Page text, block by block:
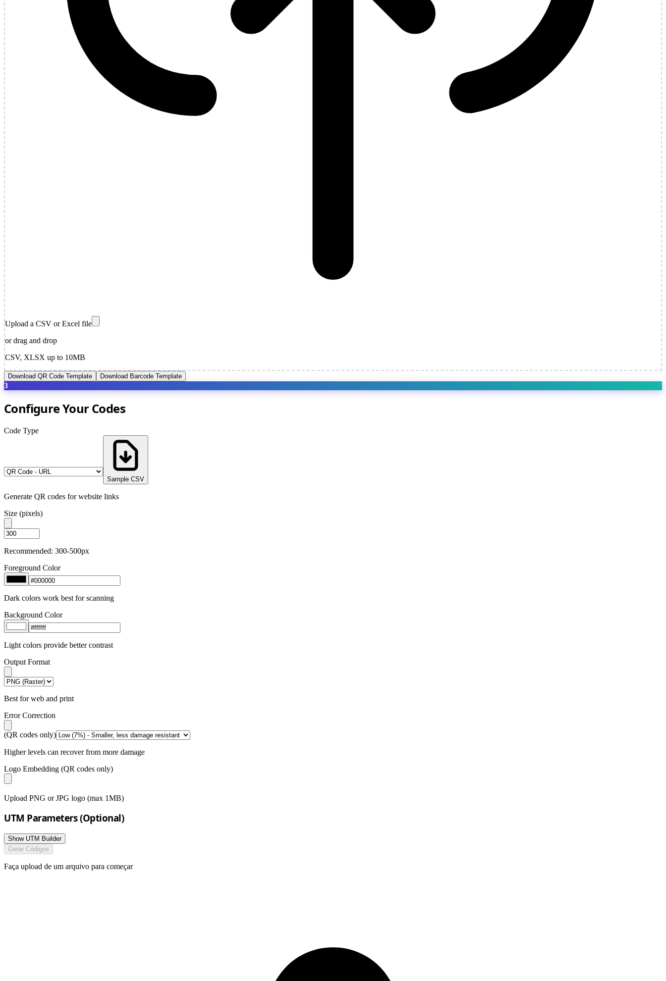
Upload a CSV or Excel file
or drag and drop
CSV, XLSX up to 10MB
Download QR Code Template Download Barcode Template
3
Configure Your Codes
Code Type
Sample CSV
Generate QR codes for website links
Size (pixels)
Recommended: 300-500px
Foreground Color
Dark colors work best for scanning
Background Color
Light colors provide better contrast
Output Format
Best for web and print
Error Correction
(QR codes only)
Higher levels can recover from more damage
Logo Embedding (QR codes only)
Upload PNG or JPG logo (max 1MB)
UTM Parameters (Optional)
Show UTM Builder
Gerar Códigos
Faça upload de um arquivo para começar